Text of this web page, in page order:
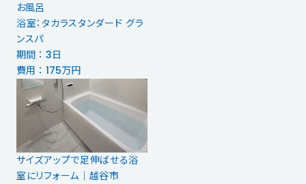
お風呂
浴室：タカラスタンダード グラ
ンスパ
期間 ： 3日
費用 ： 175万円
サイズアップで足伸ばせる浴
室にリフォーム｜越谷市